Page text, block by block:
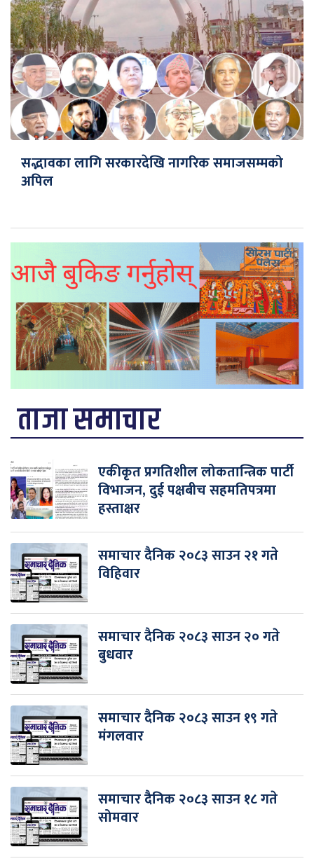
सद्भावका लागि सरकारदेखि नागरिक समाजसम्मको
अपिल
ताजा समाचार
एकीकृत प्रगतिशील लोकतान्त्रिक पार्टी
विभाजन, दुई पक्षबीच सहमतिपत्रमा
हस्ताक्षर
समाचार दैनिक २०८३ साउन २१ गते
विहिवार
समाचार दैनिक २०८३ साउन २० गते
बुधवार
समाचार दैनिक २०८३ साउन १९ गते
मंगलवार
समाचार दैनिक २०८३ साउन १८ गते
सोमवार